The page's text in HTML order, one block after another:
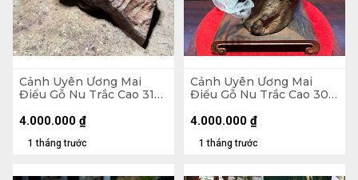
Cảnh Uyên Ương Mai
Điểu Gỗ Nu Trắc Cao 31
1 tháng trước
4.000.000 ₫
Cảnh Uyên Ương Mai
Điểu Gỗ Nu Trắc Cao 30
1 tháng trước
4.000.000 ₫